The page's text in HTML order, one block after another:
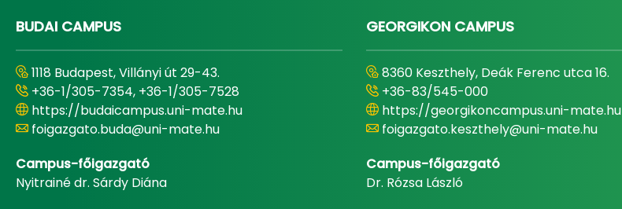
BUDAI CAMPUS
1118 Budapest, Villányi út 29-43.
+36-1/305-7354, +36-1/305-7528
https://budaicampus.uni-mate.hu
foigazgato.buda@uni-mate.hu
Campus-főigazgató
Nyitrainé dr. Sárdy Diána
GEORGIKON CAMPUS
8360 Keszthely, Deák Ferenc utca 16.
+36-83/545-000
https://georgikoncampus.uni-mate.hu
foigazgato.keszthely@uni-mate.hu
Campus-főigazgató
Dr. Rózsa László